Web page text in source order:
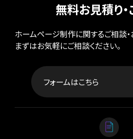
無料お見積り
ホームページ制作に関するご相談・
まずはお気軽にご相談ください。
フォームはこちら